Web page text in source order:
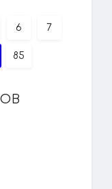
6 7
85